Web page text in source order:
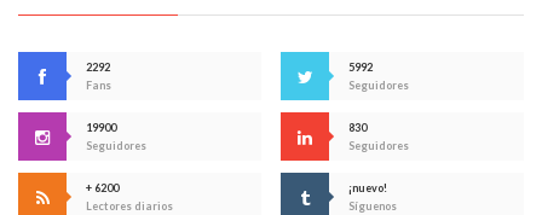
2292
Fans
5992
Seguidores
19900
Seguidores
830
Seguidores
+ 6200
Lectores diarios
¡nuevo!
Síguenos